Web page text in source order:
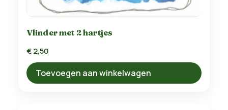
Vlinder met 2 hartjes
€2,50
Toevoegen aan winkelwagen